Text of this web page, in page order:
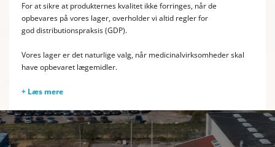
For at sikre at produkternes kvalitet ikke forringes, når de
opbevares på vores lager, overholder vi altid regler for
god distributionspraksis (GDP).
Vores lager er det naturlige valg, når medicinalvirksomheder skal
have opbevaret lægemidler.
+ Læs mere